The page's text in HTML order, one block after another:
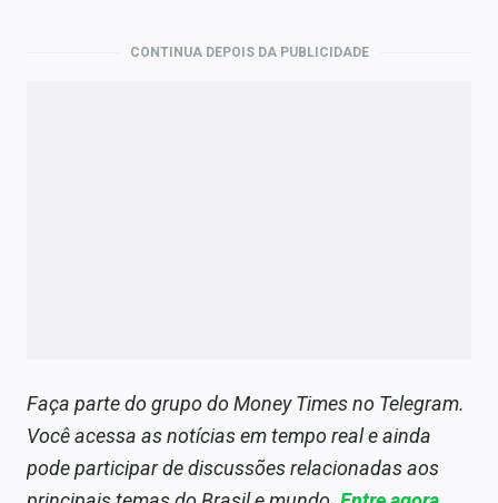
CONTINUA DEPOIS DA PUBLICIDADE
Faça parte do grupo do Money Times no Telegram.
Você acessa as notícias em tempo real e ainda
pode participar de discussões relacionadas aos